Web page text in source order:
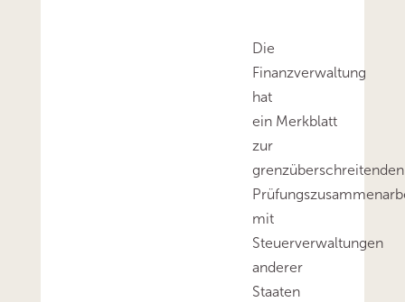
Die
Finanzverwaltung
hat
ein Merkblatt
zur
grenzüberschreitenden
mit
Steuerverwaltungen
anderer
Staaten